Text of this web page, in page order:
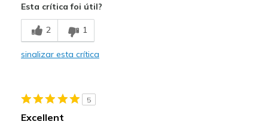
Stylish
Melhores utilizações
Casual Wear
Date Night
Esta crítica foi útil?
2 1
sinalizar esta crítica
5
Excellent